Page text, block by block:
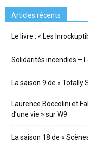
Articles récents
Le livre : « Les
Solidarités incendies –
La saison 9 de « Totally
Laurence Boccolini et
d’une vie » sur W9
La saison 18 de «